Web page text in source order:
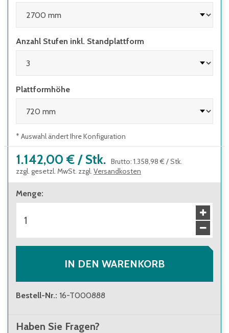
in verschiedenen Stufen- und
vier selbstarretierende Lenkrollen Ø125 mm,
Anzahl Stufen inkl. Standplattform
Plattformhöhe
* Auswahl ändert Ihre Konfiguration
1.142,00 € / Stk. Brutto: 1.358,98 € /Stk.
zzgl. gesetzl. MwSt. zzgl. Versandkosten
Menge:
IN DEN WARENKORB
Bestell-Nr.: 16-T000888
Haben Sie Fragen?